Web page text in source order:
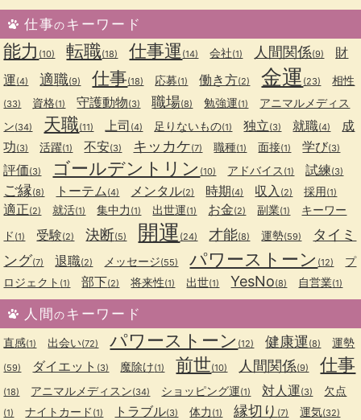
仕事のキーワード
能力 (10) 転職(18) 仕事運 (14) 会社(1) 人間関係(9)
財
運(4) 適職(9) 仕事(18) 応募(1) 働き方(2) 金運 (23) 相性
(33) 資格(1) 守護動物(3) 職場(8) 勉強運(1)
アニマルメディス
ン(34) 天職(11) 上司 (4) 足りないもの(1) 独立(3) 就職(4)
成
功(3) 活躍(1) 不安(3) キッカケ(7) 職種(1) 面接(1) 学び(3)
評価(3) ゴールデントリン (10) アドバイス (1) 試練(3)
ご縁(8) トーテム (4) メンタル(2) 時期(4) 収入 (2) 採用(1)
適正(2) 就活(1) 集中力 (1) 出世運(1) お金(2) 副業(1)
キーワー
ド (1) 受験(2) 決断(5) 開運 (24) 才能(8) 運勢(59)
タイミ
ング(7) 退職(2) メッセージ(55) パワーストーン (12)
プ
ロジェクト (1) 部下(2) 将来性(1) 出世(1) YesNo(8) 自営業(1)
人間のキーワード
直感(1) 出会い(72) パワーストーン (12) 健康運(8) 運勢
(59) ダイエット (3) 魔除け(1) 前世(10) 人間関係(9) 仕事
(18) アニマルメディスン(34) ショッピング運(1) 対人運(3) 欠点
(1) ナイトカード (1) トラブル(3) 体力 (1) 縁切り (7) 運気(32)